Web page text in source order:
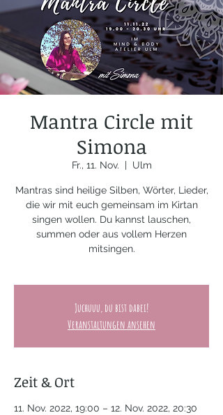
Mantra Circle mit
Simona
Fr., 11. Nov.
  |
Ulm
Mantras sind heilige Silben, Wörter, Lieder,
die wir mit euch gemeinsam im Kirtan
singen wollen. Du kannst lauschen,
summen oder aus vollem Herzen
mitsingen.
Juchuuu, du bist dabei!
Veranstaltungen ansehen
Zeit & Ort
11. Nov. 2022, 19:00 – 12. Nov. 2022, 20:30